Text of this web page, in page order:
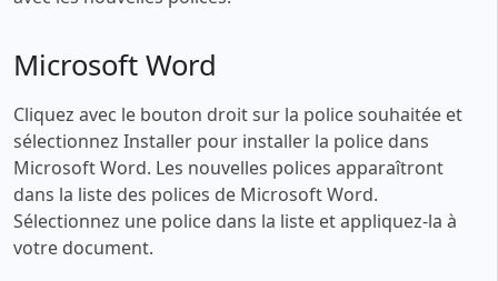
Microsoft Word
Cliquez avec le bouton droit sur la police souhaitée et
sélectionnez Installer pour installer la police dans
Microsoft Word. Les nouvelles polices apparaîtront
dans la liste des polices de Microsoft Word.
Sélectionnez une police dans la liste et appliquez-la à
votre document.